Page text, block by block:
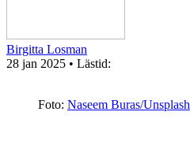
Birgitta Losman
28 jan 2025 • Lästid:
Foto: Naseem Buras/Unsplash